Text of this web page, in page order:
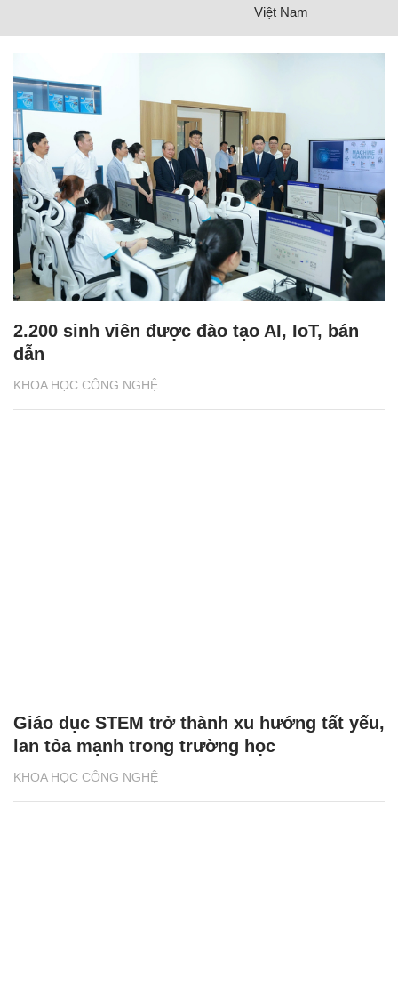
Việt Nam
KHOA HỌC CÔNG NGHỆ
2.200 sinh viên được đào tạo AI, IoT, bán
dẫn
KHOA HỌC CÔNG NGHỆ
Giáo dục STEM trở thành xu hướng tất yếu,
lan tỏa mạnh trong trường học